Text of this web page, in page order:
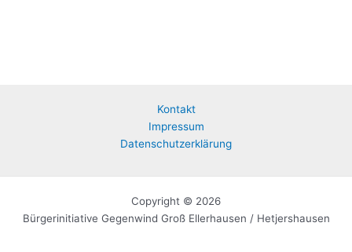
Kontakt
Impressum
Datenschutzerklärung
Copyright © 2026
Bürgerinitiative Gegenwind Groß Ellerhausen / Hetjershausen